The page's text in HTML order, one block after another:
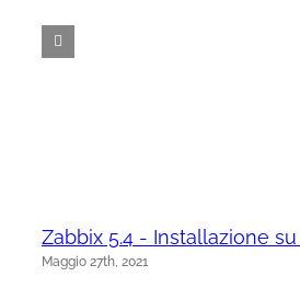
Zabbix 5.4 - Installazione
Maggio 27th, 2021